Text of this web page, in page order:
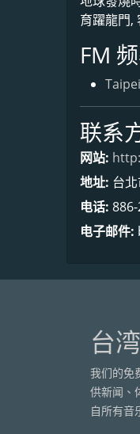
育躍龍門,
FM
Taipei
联系
网站:
地址: 台
电话:
电子邮件:
台
我们的免
供新闻、
自所有音